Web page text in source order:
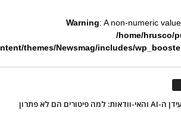
Warning: A non-numeric
/home/hrusco/
themes/Newsmag/includes/
שימור עובדים בעידן ה-AI והאי-וודאות: למה פיטורים הם לא פתרון